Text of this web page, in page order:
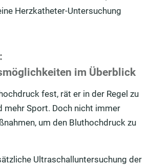
Herzkatheter-Untersuchung
im Überblick
fest, rät er in der Regel zu
mehr Sport. Doch nicht immer
um den Bluthochdruck zu
Ultraschalluntersuchung der